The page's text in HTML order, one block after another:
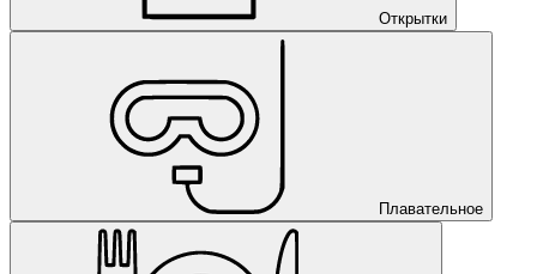
Открытки
Плавательное